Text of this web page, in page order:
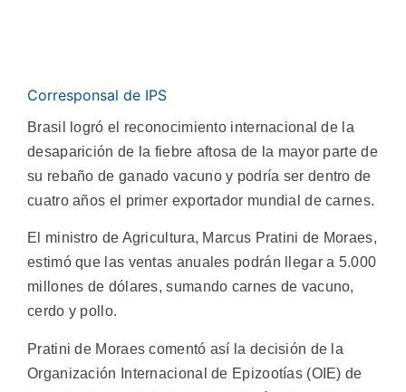
Corresponsal de IPS
Brasil logró el reconocimiento internacional de la
desaparición de la fiebre aftosa de la mayor parte de
su rebaño de ganado vacuno y podría ser dentro de
cuatro años el primer exportador mundial de carnes.
El ministro de Agricultura, Marcus Pratini de Moraes,
estimó que las ventas anuales podrán llegar a 5.000
millones de dólares, sumando carnes de vacuno,
cerdo y pollo.
Pratini de Moraes comentó así la decisión de la
Organización Internacional de Epizootías (OIE) de